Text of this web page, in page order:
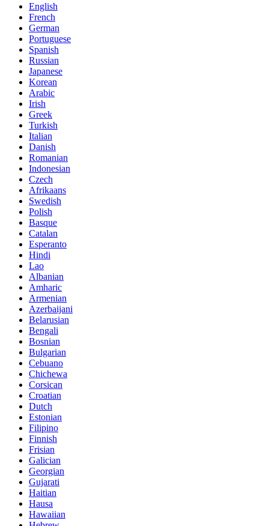
English
French
German
Portuguese
Spanish
Russian
Japanese
Korean
Arabic
Irish
Greek
Turkish
Italian
Danish
Romanian
Indonesian
Czech
Afrikaans
Swedish
Polish
Basque
Catalan
Esperanto
Hindi
Lao
Albanian
Amharic
Armenian
Azerbaijani
Belarusian
Bengali
Bosnian
Bulgarian
Cebuano
Chichewa
Corsican
Croatian
Dutch
Estonian
Filipino
Finnish
Frisian
Galician
Georgian
Gujarati
Haitian
Hausa
Hawaiian